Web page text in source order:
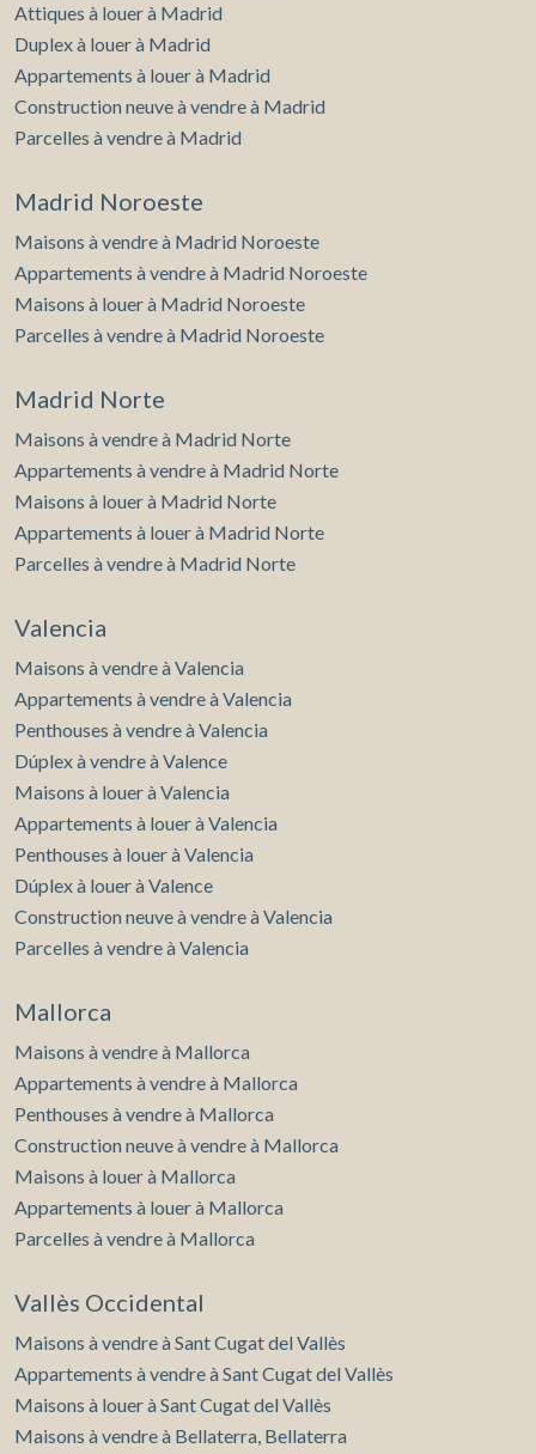
Attiques à louer à Madrid
Duplex à louer à Madrid
Appartements à louer à Madrid
Construction neuve à vendre à Madrid
Parcelles à vendre à Madrid
Madrid Noroeste
Maisons à vendre à Madrid Noroeste
Appartements à vendre à Madrid Noroeste
Maisons à louer à Madrid Noroeste
Parcelles à vendre à Madrid Noroeste
Madrid Norte
Maisons à vendre à Madrid Norte
Appartements à vendre à Madrid Norte
Maisons à louer à Madrid Norte
Appartements à louer à Madrid Norte
Parcelles à vendre à Madrid Norte
Valencia
Maisons à vendre à Valencia
Appartements à vendre à Valencia
Penthouses à vendre à Valencia
Dúplex à vendre à Valence
Maisons à louer à Valencia
Appartements à louer à Valencia
Penthouses à louer à Valencia
Dúplex à louer à Valence
Construction neuve à vendre à Valencia
Parcelles à vendre à Valencia
Mallorca
Maisons à vendre à Mallorca
Appartements à vendre à Mallorca
Penthouses à vendre à Mallorca
Construction neuve à vendre à Mallorca
Maisons à louer à Mallorca
Appartements à louer à Mallorca
Parcelles à vendre à Mallorca
Vallès Occidental
Maisons à vendre à Sant Cugat del Vallès
Appartements à vendre à Sant Cugat del Vallès
Maisons à louer à Sant Cugat del Vallès
Maisons à vendre à Bellaterra, Bellaterra